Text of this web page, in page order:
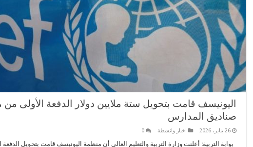
اليونيسف قامت بتحويل ستة ملايين دولار الدفعة الأولى
صناديق المدارس
26 يناير، 2026 اخبار وانشطة 0
بوابة التربية: أعلنت وزارة التربية والتعليم العالي أن منظمة اليونيسف قامت بتحويل